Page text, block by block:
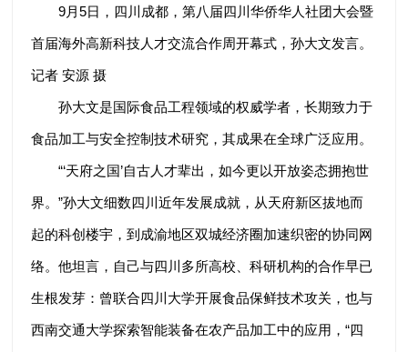
9月5日，四川成都，第八届四川华侨华人社团大会暨
首届海外高新科技人才交流合作周开幕式，孙大文发言。
记者 安源 摄
孙大文是国际食品工程领域的权威学者，长期致力于
食品加工与安全控制技术研究，其成果在全球广泛应用。
“‘天府之国’自古人才辈出，如今更以开放姿态拥抱世
界。”孙大文细数四川近年发展成就，从天府新区拔地而
起的科创楼宇，到成渝地区双城经济圈加速织密的协同网
络。他坦言，自己与四川多所高校、科研机构的合作早已
生根发芽：曾联合四川大学开展食品保鲜技术攻关，也与
西南交通大学探索智能装备在农产品加工中的应用，“四